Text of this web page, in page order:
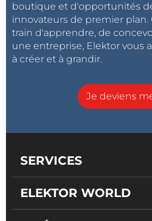
boutique et d'opportunités
innovateurs de premier plan.
train d'apprendre, de
une entreprise, Elektor vous
à créer et à grandir.
Je deviens
SERVICES
ELEKTOR WORLD